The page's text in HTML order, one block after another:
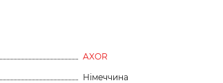
AXOR
Німеччина